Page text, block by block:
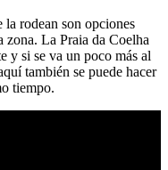
la rodean son opciones
zona. La Praia da Coelha
y si se va un poco más al
también se puede hacer
tiempo.